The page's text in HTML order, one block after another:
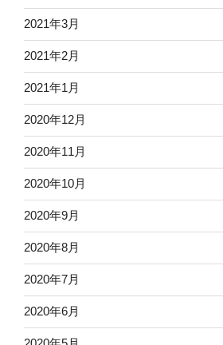
2021年3月
2021年2月
2021年1月
2020年12月
2020年11月
2020年10月
2020年9月
2020年8月
2020年7月
2020年6月